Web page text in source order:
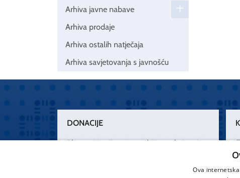
Arhiva javne nabave
Arhiva prodaje
Arhiva ostalih natječaja
Arhiva savjetovanja s javnošću
DONACIJE
Plemenitim činom nesebičnog darivanja
„Zarazimo“ se dobrotom, donirajmo od
Ova